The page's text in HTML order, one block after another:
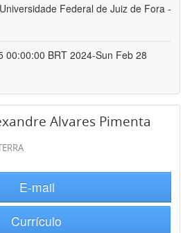
Universidade Federal de Juiz de Fora -
00:00:00 BRT 2024-Sun Feb 28
Alvares Pimenta
E-mail
Currículo